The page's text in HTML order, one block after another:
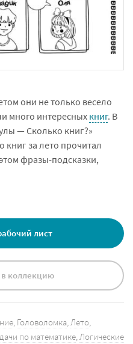
они не только весело
много интересных книг. В
— Сколько книг?»
книг за лето прочитал
фразы-подсказки,
лист
коллекцию
, Головоломка,Лето,
по математике,Логические